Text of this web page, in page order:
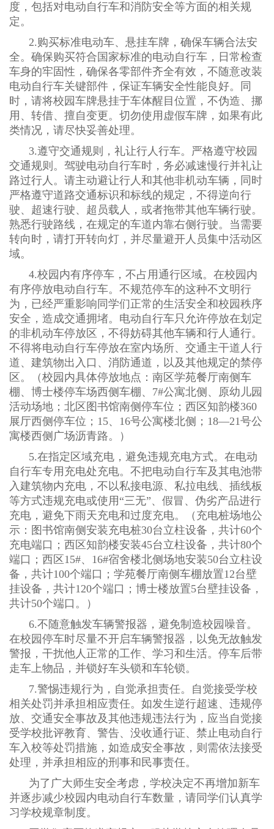
度，包括对电动自行车和消防安全等方面的相关规
定。
2.购买标准电动车、悬挂车牌，确保车辆合法安
全。确保购买符合国家标准的电动自行车，日常检查
车身的牢固性，确保各零部件齐全有效，不随意改装
电动自行车关键部件，保证车辆安全性能良好。
同
时，请将校园车牌悬挂于车体醒目位置，不伪造、挪
用、转借、擅自变更。切勿使用虚假车牌，如果有此
类情况，请尽快妥善处理。
3.遵守交通规则，礼让行人行车。严格遵守校园
交通规则。驾驶电动自行车时，务必减速慢行并礼让
路过行人。请主动避让行人和其他非机动车辆，同时
严格遵守道路交通标识和标线的规定，不得逆向行
驶、超速行驶、超员载人，或者拖带其他车辆行驶。
熟悉行驶路线，在规定的车道内靠右侧行驶。当需要
转向时，请打开转向灯，并尽量避开人员集中活动区
域。
4.校园内有序停车，不占用通行区域。在校园内
有序停放电动自行车。不规范停车的这种不文明行
为，已经严重影响同学们正常的生活安全和校园秩序
安全，造成交通拥堵。电动自行车只允许停放在划定
的非机动车停放区，不得妨碍其他车辆和行人通行。
不得将电动自行车停放在室内场所、交通主干道人行
道、建筑物出入口、消防通道，以及其他规定的禁停
区。
（校园内具体停放地点：南区学苑餐厅南侧车
棚、博士楼停车场西侧车棚、 7#公寓北侧、原幼儿园
活动场地；北区图书馆南侧停车位；西区知韵楼360
展厅西侧停车位； 15、 16号公寓楼北侧； 18—21号公
寓楼西侧广场沥青路。）
5.在指定区域充电，避免违规充电方式。在电动
自行车专用充电处充电。不把电动自行车及其电池带
入建筑物内充电，不以私接电源、私拉电线、插线板
等方式违规充电或使用 “三无”、假冒、伪劣产品进行
充电，避免下雨天充电和过度充电。
（充电桩场地公
示：图书馆南侧安装充电桩30台立柱设备，共计60个
充电端口；西区知韵楼安装45台立柱设备，共计80个
端口；西区 15#、 16#宿舍楼北侧场地安装50台立柱设
备，共计100个端口；学苑餐厅南侧车棚放置12台壁
挂设备，共计120个端口；博士楼放置5台壁挂设备，
共计50个端口。）
6.不随意触发车辆警报器，避免制造校园噪音。
在校园停车时尽量不开启车辆警报器，以免无故触发
警报，干扰他人正常的工作、学习和生活。停车后带
走车上物品，并锁好车头锁和车轮锁。
7.警惕违规行为，自觉承担责任。自觉接受学校
相关处罚并承担相应责任。如发生逆行超速、违规停
放、交通安全事故及其他违规违法行为，应当自觉接
受学校批评教育、警告、没收通行证、禁止电动自行
车入校等处罚措施，如造成安全事故，则需依法接受
处理，并承担相应的刑事和民事责任。
为了广大师生安全考虑，学校决定不再增加新车
并逐步减少校园内电动自行车数量，请同学们认真学
习学校规章制度。